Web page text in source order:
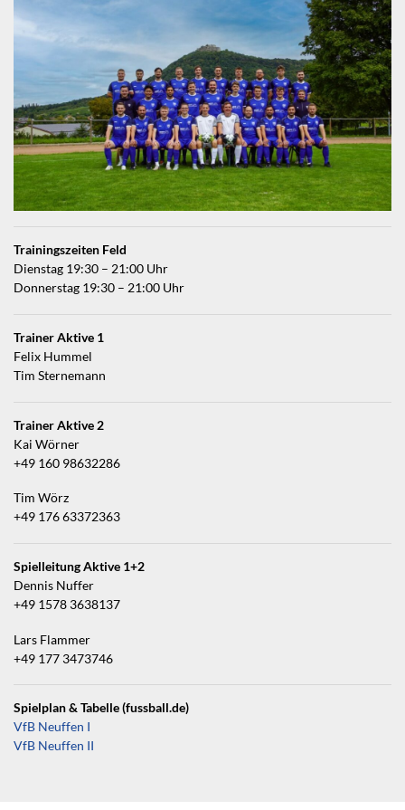
Trainingszeiten Feld
Dienstag 19:30 – 21:00 Uhr
Donnerstag 19:30 – 21:00 Uhr
Trainer Aktive 1
Felix Hummel
Tim Sternemann
Trainer Aktive 2
Kai Wörner
+49 160 98632286
Tim Wörz
+49 176 63372363
Spielleitung Aktive 1+2
Dennis Nuffer
+49 1578 3638137
Lars Flammer
+49 177 3473746
Spielplan & Tabelle (fussball.de)
VfB Neuffen I
VfB Neuffen II